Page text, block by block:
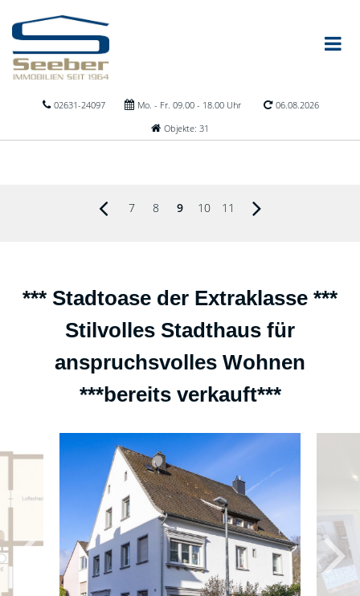
02631-24097 Mo. - Fr. 09.00 - 18.00 Uhr
06.08.2026
Objekte: 31
7 8 9 10 11
*** Stadtoase der Extraklasse ***
Stilvolles Stadthaus für
anspruchsvolles Wohnen
***bereits verkauft***